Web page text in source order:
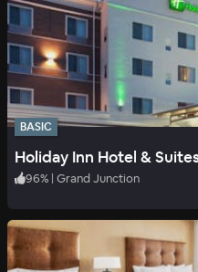
BASIC
Holiday Inn Hotel &
96% | Grand Junction